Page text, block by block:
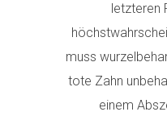
letzteren
muss
tote Zahn
einem